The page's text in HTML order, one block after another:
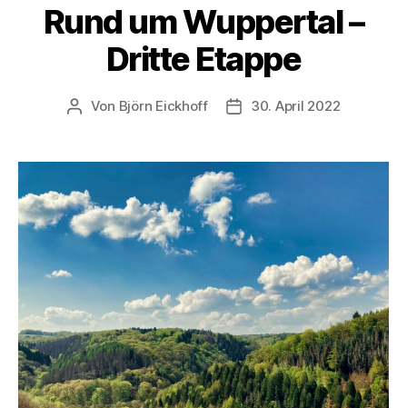
Rund um Wuppertal –
Dritte Etappe
Beitragsautor
Von Björn Eickhoff Veröffentlichungsdatum
30. April 2022